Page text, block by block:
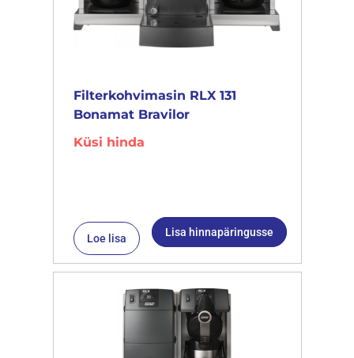
Filterkohvimasin RLX 131
Bonamat Bravilor
Küsi hinda
Loe lisa Lisa hinnapäringusse